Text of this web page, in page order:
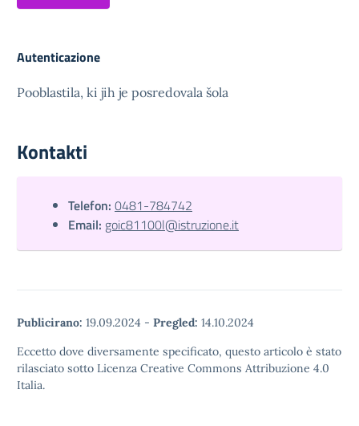
Autenticazione
Pooblastila, ki jih je posredovala šola
Kontakti
Telefon: 0481-784742
Email: goic81100l@istruzione.it
Publicirano: 19.09.2024 - Pregled: 14.10.2024
Eccetto dove diversamente specificato, questo articolo è stato
rilasciato sotto Licenza Creative Commons Attribuzione 4.0
Italia.